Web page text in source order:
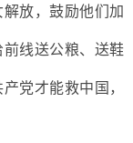
放，鼓励他们加
线送公粮、送鞋
党才能救中国，